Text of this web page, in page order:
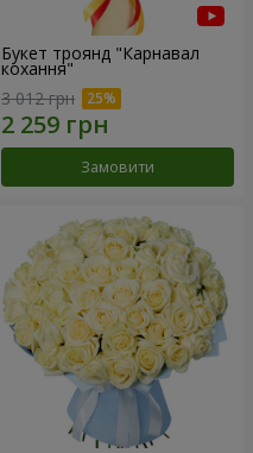
Букет троянд "Карнавал
кохання"
3 012 грн
Замовити